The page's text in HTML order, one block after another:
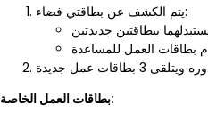
يتم الكشف عن بطاقتي فضاء:
بطاقات العمل الخاصة: